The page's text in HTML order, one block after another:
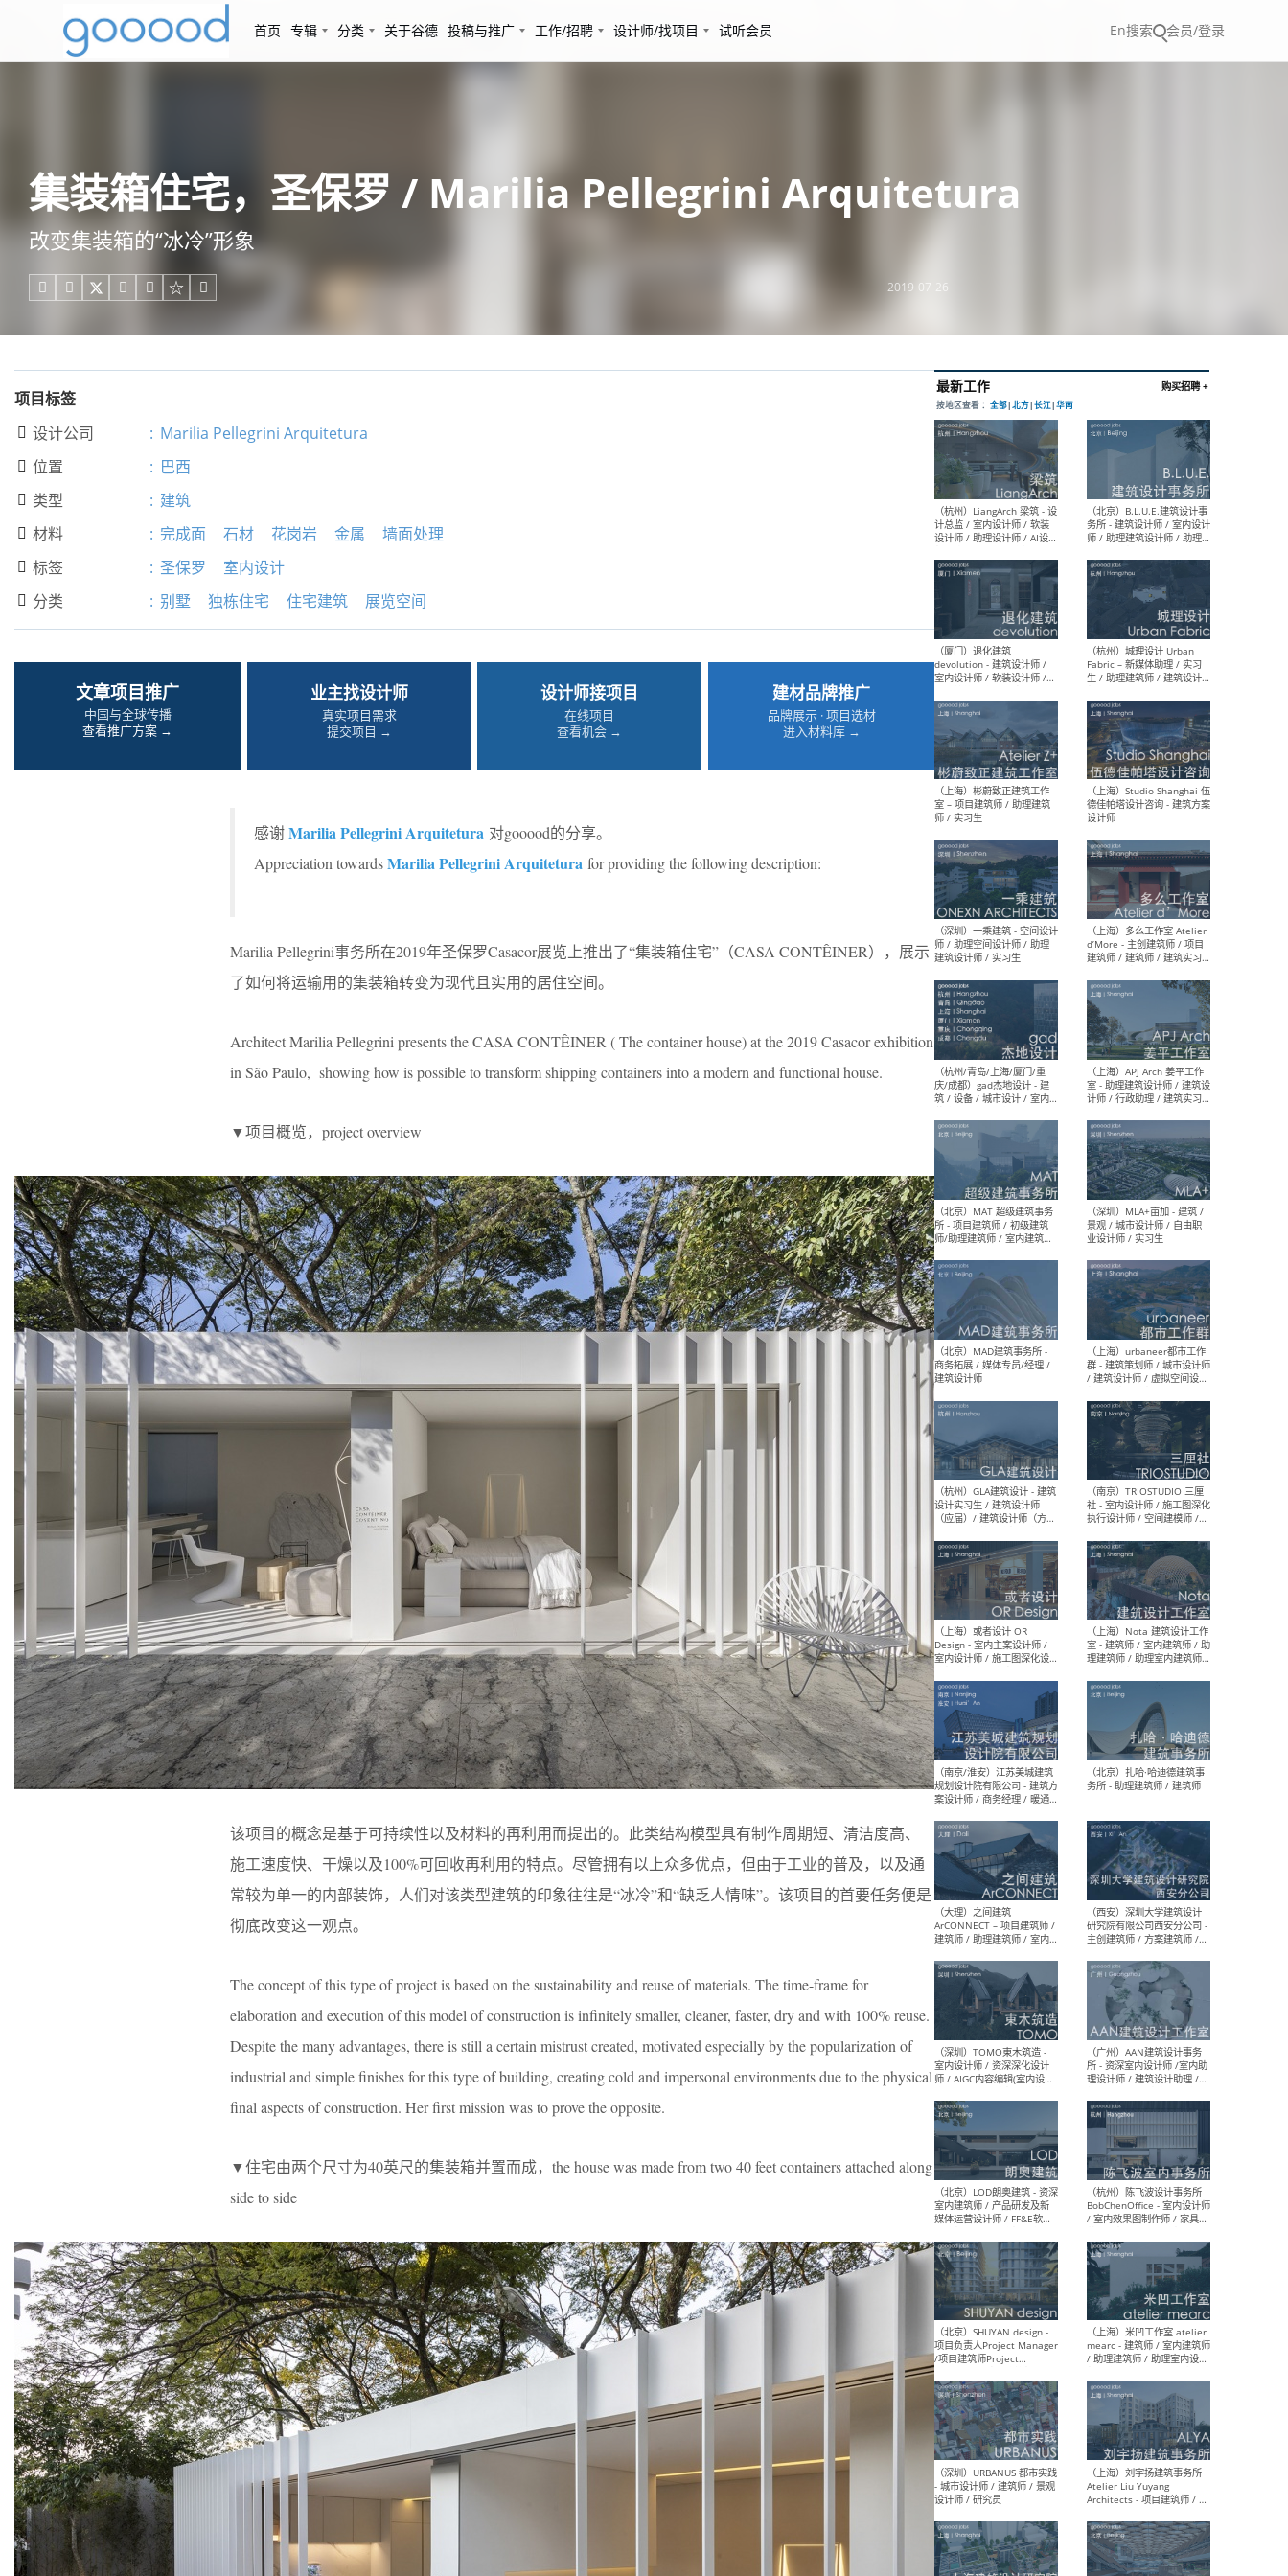
首页 专辑 分类 关于谷德 投稿与推广 工作/招聘 设计师/找项目 试听会员 En搜索 会员/登录
集装箱住宅，圣保罗 / Marilia Pellegrini Arquitetura
改变集装箱的“冰冷”形象
     2019-07-26
项目标签
 设计公司 : Marilia Pellegrini Arquitetura
 位置 : 巴西
 类型 : 建筑
 材料 : 完成面 石材 花岗岩 金属 墙面处理
 标签 : 圣保罗 室内设计
 分类 : 别墅 独栋住宅 住宅建筑 展览空间
文章项目推广
中国与全球传播
查看推广方案 →
业主找设计师
真实项目需求
提交项目 →
设计师接项目
在线项目
查看机会 →
建材品牌推广
品牌展示 · 项目选材
进入材料库 →
感谢Marilia Pellegrini Arquitetura 对gooood的分享。
Appreciation towardsMarilia Pellegrini Arquitetura for providing the following description:
Marilia Pellegrini事务所在2019年圣保罗Casacor展览上推出了“集装箱住宅”（CASA CONTÊINER），展示
了如何将运输用的集装箱转变为现代且实用的居住空间。
Architect Marilia Pellegrini presents the CASA CONTÊINER ( The container house) at the 2019 Casacor exhibition
in São Paulo, showing how is possible to transform shipping containers into a modern and functional house.
▼项目概览，project overview
该项目的概念是基于可持续性以及材料的再利用而提出的。此类结构模型具有制作周期短、清洁度高、
施工速度快、干燥以及100%可回收再利用的特点。尽管拥有以上众多优点，但由于工业的普及，以及通
常较为单一的内部装饰，人们对该类型建筑的印象往往是“冰冷”和“缺乏人情味”。该项目的首要任务便是
彻底改变这一观点。
The concept of this type of project is based on the sustainability and reuse of materials. The time-frame for
elaboration and execution of this model of construction is infinitely smaller, cleaner, faster, dry and with 100% reuse.
Despite the many advantages, there is still a certain mistrust created, motivated especially by the popularization of
industrial and simple finishes for this type of building, creating cold and impersonal environments due to the physical
final aspects of construction. Her first mission was to prove the opposite.
▼住宅由两个尺寸为40英尺的集装箱并置而成，the house was made from two 40 feet containers attached along
side to side
最新工作
全部 |北方 |长江
（杭州）LiangArch 梁筑 - 设
计总监 / 室内设计师 / 软装
设计师 / 助理设计师 / AI设计
师 / 施工图深化设计师 / 品
牌商务总助
（厦门）退化建筑
devolution - 建筑设计师 /
室内设计师 / 软装设计师 /
项目统筹 / 合伙人助理
（上海）彬蔚致正建筑工作
室 – 项目建筑师 / 助理建筑
师 / 实习生
（深圳）一乘建筑 - 空间设计
师 / 助理空间设计师 / 助理
（杭州/青岛/上海/厦门/重
庆/成都）gad杰地设计 - 建
筑 / 设备 / 城市设计 / 室内 /
幕墙 / BIM / 成本 / 工程 / 运
营 / 品牌 / 观点views / 实习
（北京）MAT 超级建筑事务
所 - 项目建筑师 / 初级建筑
师/助理建筑师 / 室内建筑师
/ 实习生
（北京）MAD建筑事务所 -
商务拓展 / 媒体专员/经理 /
建筑设计师
（杭州）GLA建筑设计 - 建筑
设计实习生 / 建筑设计师
（应届）/ 建筑设计师（方案
设计）/ 建筑设计师（施工
（上海）或者设计 OR
Design - 室内主案设计师 /
室内设计师 / 施工图深化设
计师 / 室内设计助理 / 新媒
体运营
（南京/淮安）江苏美城建筑
规划设计院有限公司 - 建筑方
设计师 / 造价工程师
（大理）之间建筑
ArCONNECT – 项目建筑师 /
建筑师 / 助理建筑师 / 室内
设计师 / 实习生
（深圳）TOMO東木筑造 -
室内设计师 / 资深深化设计
师 / AIGC内容编辑(室内设计
方向) / 照明设计师 / 软装设
计师
（北京）LOD朗奥建筑 - 资深
室内建筑师 / 产品研发及新